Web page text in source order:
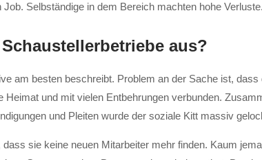
Selbständige in dem Bereich machten hohe Verluste.
aus?
am besten beschreibt. Problem an der Sache ist,
und mit vielen Entbehrungen verbunden.
und Pleiten wurde der soziale Kitt massiv
sie keine neuen Mitarbeiter mehr finden. Kaum